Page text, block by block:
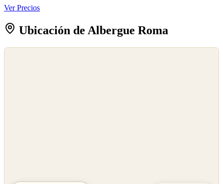
Ver Precios
Ubicación de Albergue Roma